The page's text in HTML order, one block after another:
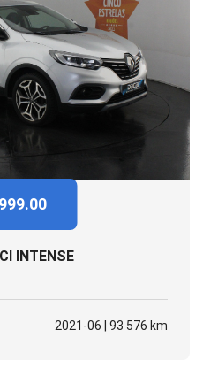
INTENSE
2021-06 | 93 576 km